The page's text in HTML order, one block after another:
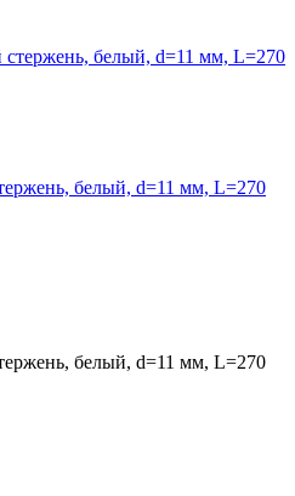
белый, d=11 мм, L=270
белый, d=11 мм, L=270